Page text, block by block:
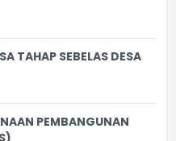
TAHAP SEBELAS DESA
PEMBANGUNAN